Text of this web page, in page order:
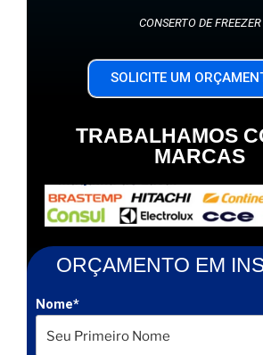
CONSERTO DE FREEZER
SOLICITE UM
TRABALHAMOS
MARCAS
ORÇAMENTO EM
Nome*